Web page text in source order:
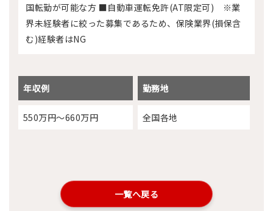
国転勤が可能な方 ■自動車運転免許(AT限定可) ※業
界未経験者に絞った募集であるため、保険業界(損保含
む)経験者はNG
年収例 勤務地
550万円～660万円 全国各地
一覧へ戻る